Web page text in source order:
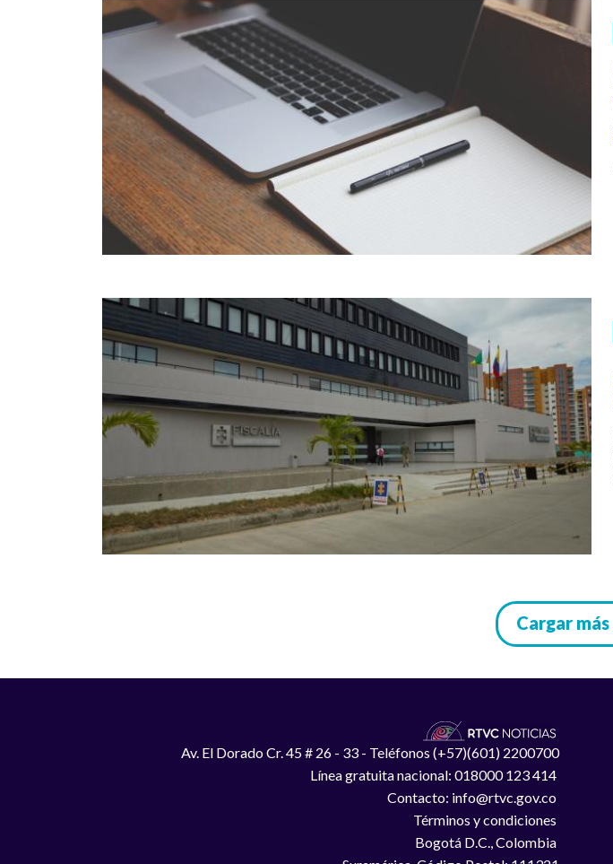
Cargar
Av. El Dorado Cr. 45 # 26 - 33 - Teléfonos (+57)(601) 2200700
Línea gratuita nacional: 018000 123 414
Contacto: info@rtvc.gov.co
Términos y condiciones
Bogotá D.C., Colombia